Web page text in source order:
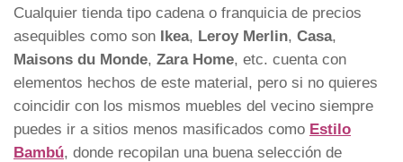
Cualquier tienda tipo cadena o franquicia de precios
asequibles como son Ikea, Leroy Merlin, Casa,
Maisons du Monde, Zara Home, etc. cuenta con
elementos hechos de este material, pero si no quieres
coincidir con los mismos muebles del vecino siempre
puedes ir a sitios menos masificados como Estilo
Bambú, donde recopilan una buena selección de